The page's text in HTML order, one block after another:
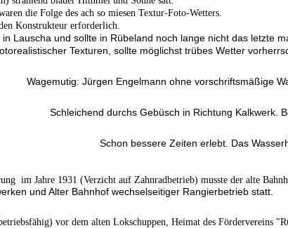
die Folge des ach so miesen Textur-Foto-Wetters.
Konstrukteur erforderlich.
Lauscha und sollte in Rübeland noch lange nicht das letzte
Texturen, sollte möglichst trübes Wetter
Wagemutig: Jürgen Engelmann ohne vorschriftsmäßige
Schleichend durchs Gebüsch in Richtung Kalkwerk.
Schon bessere Zeiten erlebt. Das
im Jahre 1931 (Verzicht auf Zahnradbetrieb) musste der alte
und Alter Bahnhof wechselseitiger Rangierbetrieb statt.
vor dem alten Lokschuppen, Heimat des Fördervereins